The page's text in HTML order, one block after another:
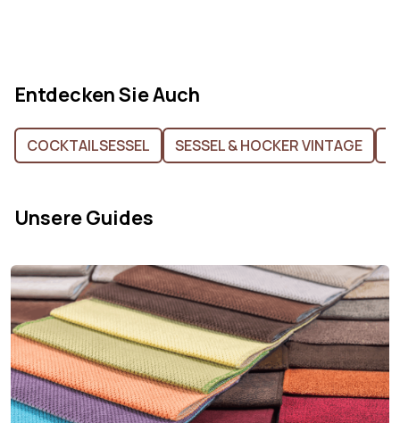
Entdecken Sie Auch
COCKTAILSESSEL SESSEL & HOCKER VINTAGE
Unsere Guides